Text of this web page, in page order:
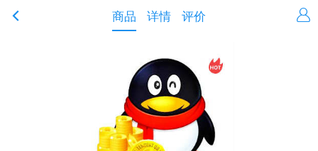
商品 详情 评价